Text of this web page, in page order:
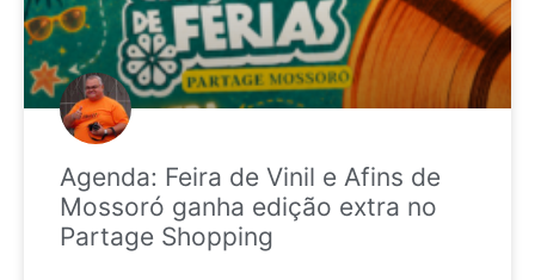
Agenda: Feira de Vinil e Afins de
Mossoró ganha edição extra no
Partage Shopping